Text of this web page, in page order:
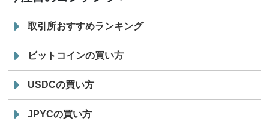
取引所おすすめランキング
ビットコインの買い方
USDCの買い方
JPYCの買い方